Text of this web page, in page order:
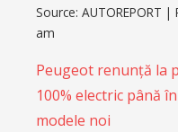
Source: AUTOREPORT |
am
Peugeot renunță la
100% electric până
modele noi